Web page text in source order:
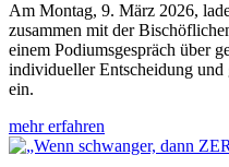
Am Montag, 9. März 2026,
zusammen mit der
einem Podiumsgespräch über
individueller Entscheidung und
ein.
mehr erfahren